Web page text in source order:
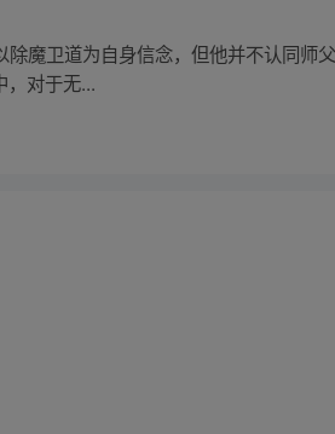
魔卫道为自身信念，但他并不认同师
，对于无...